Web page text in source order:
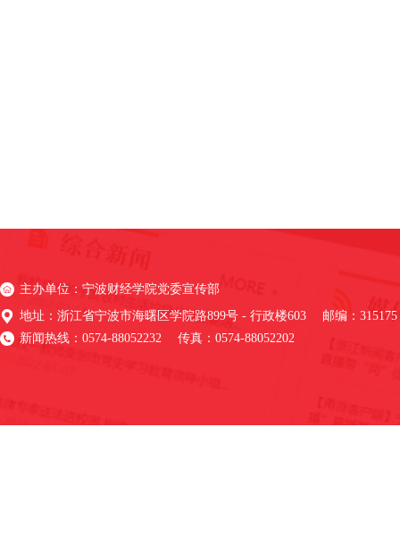
主办单位：宁波财经学院党委宣传部
地址：浙江省宁波市海曙区学院路899号 - 行政楼603 邮编：315175
新闻热线：0574-88052232 传真：0574-88052202